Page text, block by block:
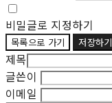
비밀글로 지정하기
목록으로 가기 저장하기
제목
글쓴이
이메일